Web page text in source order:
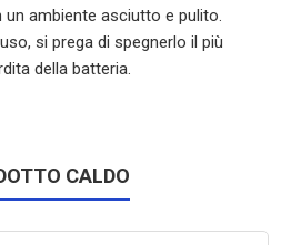
un ambiente asciutto e pulito.
si prega di spegnerlo il più
della batteria.
CALDO